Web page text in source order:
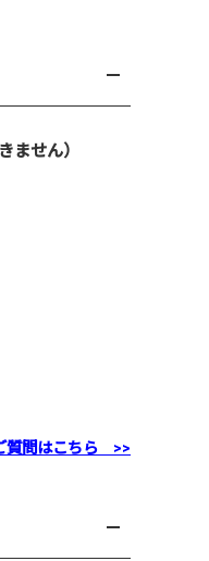
ません）
質問はこちら >>